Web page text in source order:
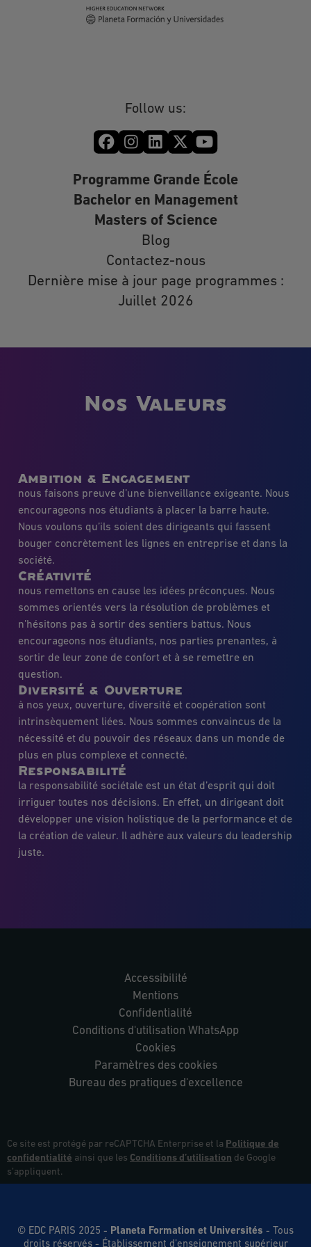
Follow us:
Programme Grande École
Bachelor en Management
Masters of Science
Blog
Contactez-nous
Dernière mise à jour page programmes :
Juillet 2026
Nos Valeurs
Ambition & Engagement
nous faisons preuve d’une bienveillance exigeante. Nous
encourageons nos étudiants à placer la barre haute.
Nous voulons qu’ils soient des dirigeants qui fassent
bouger concrètement les lignes en entreprise et dans la
société.
Créativité
nous remettons en cause les idées préconçues. Nous
sommes orientés vers la résolution de problèmes et
n’hésitons pas à sortir des sentiers battus. Nous
encourageons nos étudiants, nos parties prenantes, à
sortir de leur zone de confort et à se remettre en
question.
Diversité & Ouverture
à nos yeux, ouverture, diversité et coopération sont
intrinsèquement liées. Nous sommes convaincus de la
nécessité et du pouvoir des réseaux dans un monde de
plus en plus complexe et connecté.
Responsabilité
la responsabilité sociétale est un état d’esprit qui doit
irriguer toutes nos décisions. En effet, un dirigeant doit
développer une vision holistique de la performance et de
la création de valeur. Il adhère aux valeurs du leadership
juste.
Accessibilité
Mentions
Confidentialité
Conditions d'utilisation WhatsApp
Cookies
Paramètres des cookies
Bureau des pratiques d'excellence
Ce site est protégé par reCAPTCHA Enterprise et la Politique de
confidentialité ainsi que les Conditions d’utilisation de Google
s’appliquent.
© EDC PARIS 2025 - Planeta Formation et Universités - Tous
droits réservés - Établissement d’enseignement supérieur